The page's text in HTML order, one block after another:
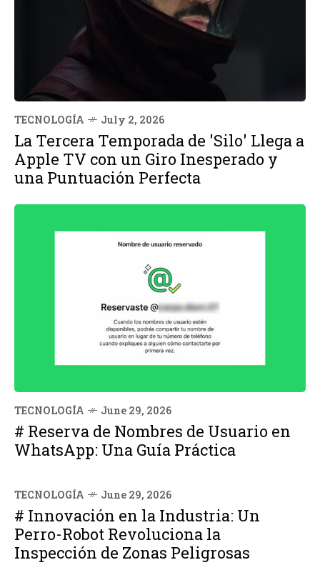
TECNOLOGÍA July 2, 2026
La Tercera Temporada de 'Silo' Llega a
Apple TV con un Giro Inesperado y
una Puntuación Perfecta
TECNOLOGÍA June 29, 2026
# Reserva de Nombres de Usuario en
WhatsApp: Una Guía Práctica
TECNOLOGÍA June 29, 2026
# Innovación en la Industria: Un
Perro-Robot Revoluciona la
Inspección de Zonas Peligrosas